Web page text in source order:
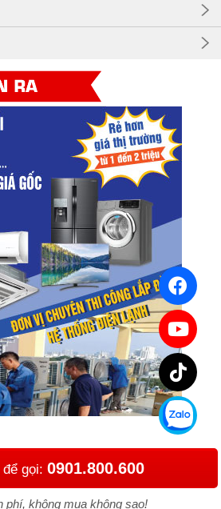
để gọi: 0901.800.600
phí, không mua không sao!